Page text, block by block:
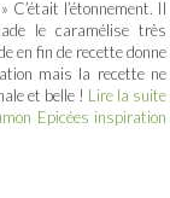
C’était l’étonnement. Il
le caramélise très
en fin de recette donne
mais la recette ne
et belle ! Lire la suite
Epicées inspiration